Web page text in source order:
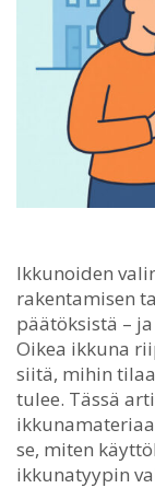
Ikkunoiden
rakentamisen
päätöksistä –
Oikea ikkuna
siitä, mihin
tulee. Tässä
se, miten
ikkunatyypin